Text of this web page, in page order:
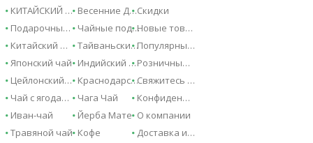
КИТАЙСКИЙ ЧАЙ - 2026!
Весенние Дарджилинги - 2026!
Подарочные сертификаты
Чайные подарки и сувениры
Китайский чай
Тайваньский чай
Японский чай Индийский чай
Цейлонский чай
Краснодарский чай
Чай с ягодами и фруктами
Чага Чай
Иван-чай
Йерба Мате
Травяной чай Кофе
Скидки
Новые товары
Популярные товары
Розничные магазины
Свяжитесь с нами
Конфиденциальность
О компании
Доставка и оплата